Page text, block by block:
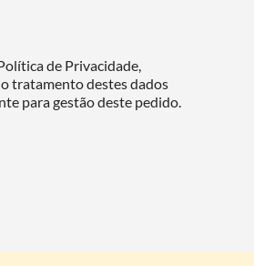
de Privacidade,
tratamento destes dados
para gestão deste pedido.